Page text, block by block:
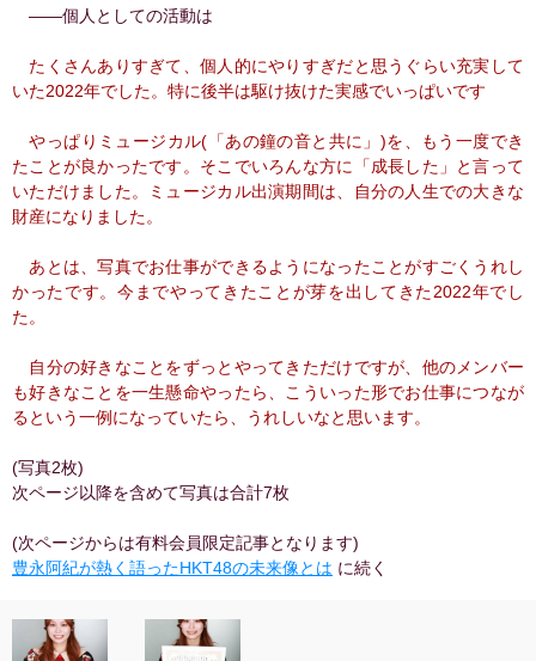
――個人としての活動は
たくさんありすぎて、個人的にやりすぎだと思うぐらい充実して
いた2022年でした。特に後半は駆け抜けた実感でいっぱいです
やっぱりミュージカル(「あの鐘の音と共に」)を、もう一度でき
たことが良かったです。そこでいろんな方に「成長した」と言って
いただけました。ミュージカル出演期間は、自分の人生での大きな
財産になりました。
あとは、写真でお仕事ができるようになったことがすごくうれし
かったです。今までやってきたことが芽を出してきた2022年でし
た。
自分の好きなことをずっとやってきただけですが、他のメンバー
も好きなことを一生懸命やったら、こういった形でお仕事につなが
るという一例になっていたら、うれしいなと思います。
(写真2枚)
次ページ以降を含めて写真は合計7枚
(次ページからは有料会員限定記事となります)
豊永阿紀が熱く語ったHKT48の未来像とは に続く